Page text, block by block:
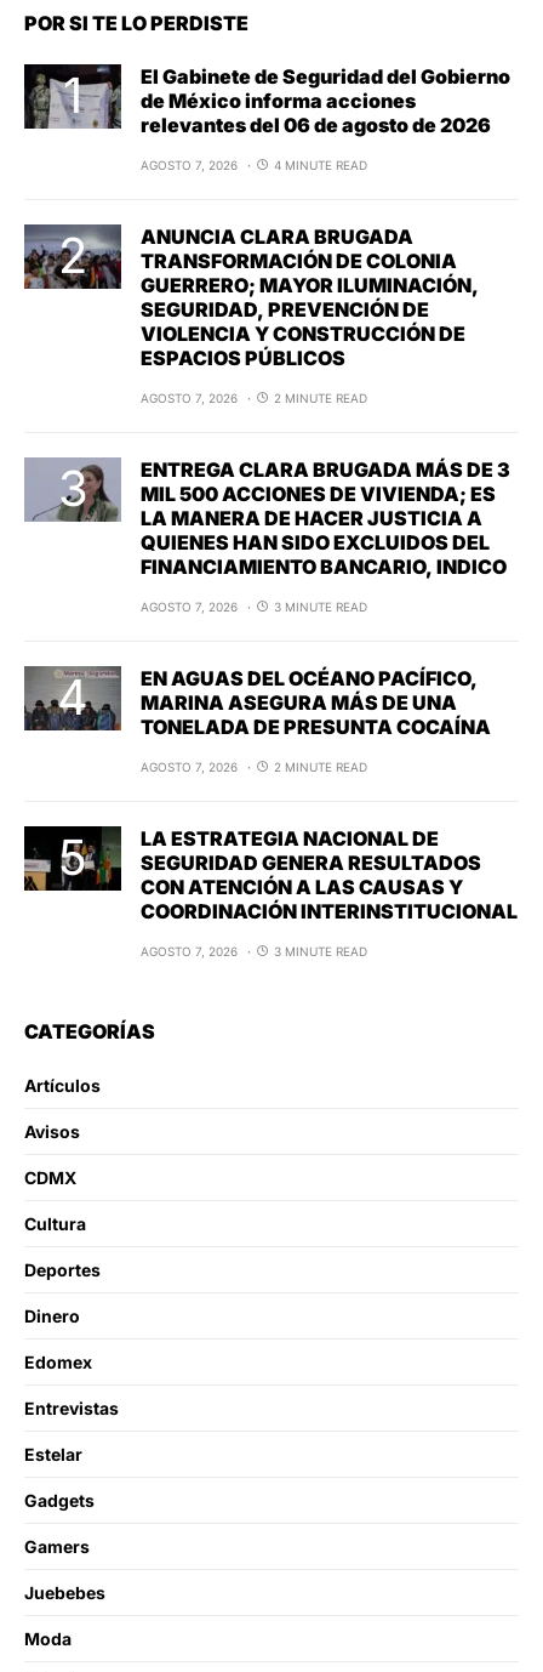
POR SI TE LO PERDISTE
El Gabinete de Seguridad del Gobierno
de México informa acciones
relevantes del 06 de agosto de 2026
AGOSTO 7, 2026 4 MINUTE READ
ANUNCIA CLARA BRUGADA
TRANSFORMACIÓN DE COLONIA
GUERRERO; MAYOR ILUMINACIÓN,
SEGURIDAD, PREVENCIÓN DE
VIOLENCIA Y CONSTRUCCIÓN DE
ESPACIOS PÚBLICOS
AGOSTO 7, 2026 2 MINUTE READ
ENTREGA CLARA BRUGADA MÁS DE 3
MIL 500 ACCIONES DE VIVIENDA; ES
LA MANERA DE HACER JUSTICIA A
QUIENES HAN SIDO EXCLUIDOS DEL
FINANCIAMIENTO BANCARIO, INDICO
AGOSTO 7, 2026 3 MINUTE READ
EN AGUAS DEL OCÉANO PACÍFICO,
MARINA ASEGURA MÁS DE UNA
TONELADA DE PRESUNTA COCAÍNA
AGOSTO 7, 2026 2 MINUTE READ
LA ESTRATEGIA NACIONAL DE
SEGURIDAD GENERA RESULTADOS
CON ATENCIÓN A LAS CAUSAS Y
COORDINACIÓN INTERINSTITUCIONAL
AGOSTO 7, 2026 3 MINUTE READ
CATEGORÍAS
Artículos
Avisos
CDMX
Cultura
Deportes
Dinero
Edomex
Entrevistas
Estelar
Gadgets
Gamers
Juebebes
Moda